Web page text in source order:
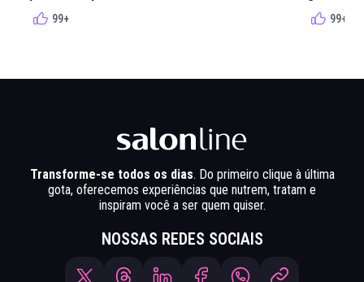
99+ 99+
Transforme-se todos os dias. Do primeiro clique à última
gota, oferecemos experiências que nutrem, tratam e
inspiram você a ser quem quiser.
NOSSAS REDES SOCIAIS